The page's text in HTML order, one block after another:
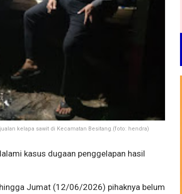
kelapa sawit di Kecamatan Besitang.(foto: hendra)
kasus dugaan penggelapan hasil
Jumat (12/06/2026) pihaknya belum